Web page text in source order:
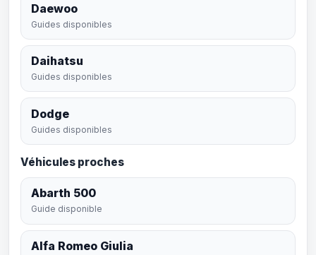
Daewoo
Guides disponibles
Daihatsu
Guides disponibles
Dodge
Guides disponibles
Véhicules proches
Abarth 500
Guide disponible
Alfa Romeo Giulia